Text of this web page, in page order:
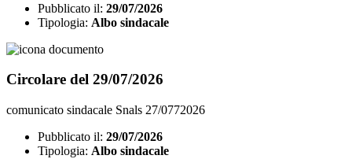
Pubblicato il: 29/07/2026
Tipologia: Albo sindacale
Circolare del 29/07/2026
comunicato sindacale Snals 27/0772026
Pubblicato il: 29/07/2026
Tipologia: Albo sindacale